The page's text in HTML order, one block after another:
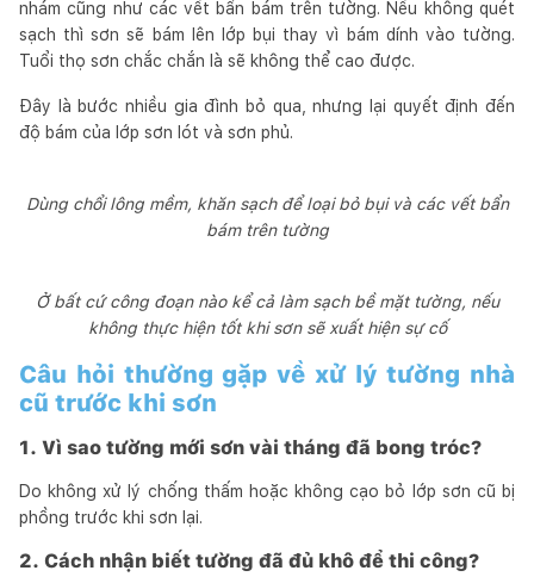
nhám cũng như các vết bẩn bám trên tường. Nếu không quét
sạch thì sơn sẽ bám lên lớp bụi thay vì bám dính vào tường.
Tuổi thọ sơn chắc chắn là sẽ không thể cao được.
Đây là bước nhiều gia đình bỏ qua, nhưng lại quyết định đến
độ bám của lớp sơn lót và sơn phủ.
Dùng chổi lông mềm, khăn sạch để loại bỏ bụi và các vết bẩn
bám trên tường
Ở bất cứ công đoạn nào kể cả làm sạch bề mặt tường, nếu
không thực hiện tốt khi sơn sẽ xuất hiện sự cố
Câu hỏi thường gặp về xử lý tường nhà
cũ trước khi sơn
1. Vì sao tường mới sơn vài tháng đã bong tróc?
Do không xử lý chống thấm hoặc không cạo bỏ lớp sơn cũ bị
phồng trước khi sơn lại.
2. Cách nhận biết tường đã đủ khô để thi công?